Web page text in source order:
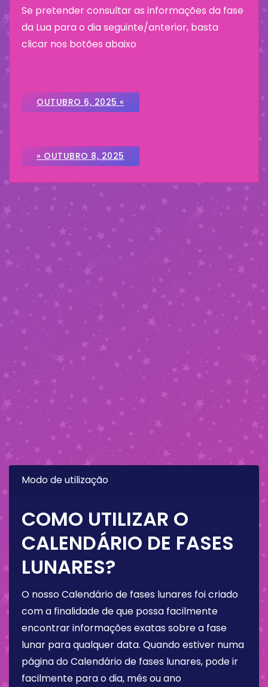
Se pretender consultar as informações da fase
da Lua para o dia seguinte/anterior, basta
clicar nos botões abaixo
OUTUBRO 6, 2025 «
» OUTUBRO 8, 2025
Modo de utilização
COMO UTILIZAR O
CALENDÁRIO DE FASES
LUNARES?
O nosso Calendário de fases lunares foi criado
com a finalidade de que possa facilmente
encontrar informações exatas sobre a fase
lunar para qualquer data. Quando estiver numa
página do Calendário de fases lunares, pode ir
facilmente para o dia, mês ou ano